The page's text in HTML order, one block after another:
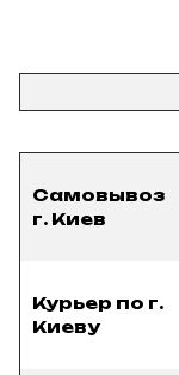
Самовывоз
г. Киев
Курьер по г.
Киеву